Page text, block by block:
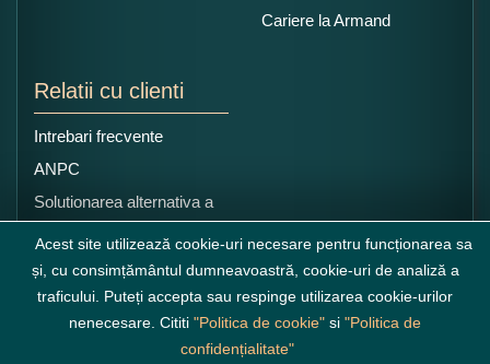
Cariere la Armand
Relatii cu clienti
Intrebari frecvente
ANPC
Solutionarea alternativa a
litigiilor
Acest site utilizează cookie-uri necesare pentru funcționarea sa
și, cu consimțământul dumneavoastră, cookie-uri de analiză a
traficului. Puteți accepta sau respinge utilizarea cookie-urilor
nenecesare. Cititi "Politica de cookie" si "Politica de
confidențialitate"